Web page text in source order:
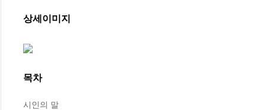
상세이미지
목차
시인의 말